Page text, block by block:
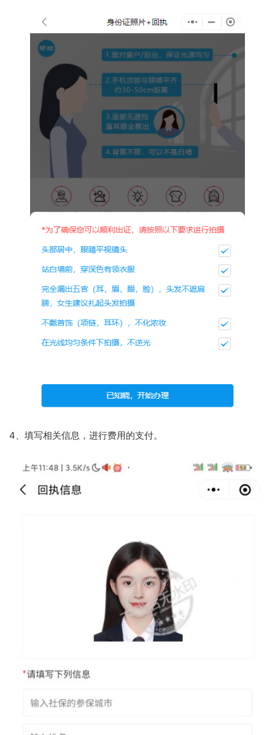
4、填写相关信息，进行费用的支付。